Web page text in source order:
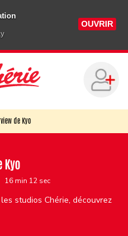
OUVRIR
de Kyo
16 min 12 sec
studios Chérie, découvrez